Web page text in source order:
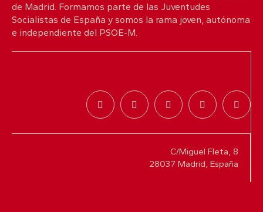
de Madrid. Formamos parte de las Juventudes
Socialistas de España y somos la rama joven, autónoma
e independiente del PSOE-M.
C/Miguel Fleta, 8
28037 Madrid, España